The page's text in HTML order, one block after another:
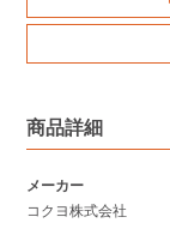
商品詳細
メーカー
コクヨ株式会社